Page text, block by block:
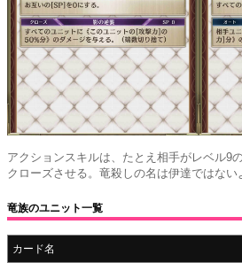
アクションスキルは、たとえ相手がレベル9
クローズさせる。竜殺しの名は伊達ではない
竜族のユニット一覧
カード名